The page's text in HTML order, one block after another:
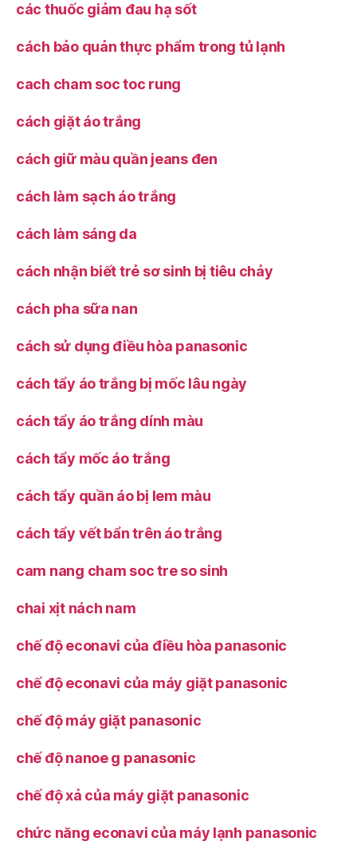
các thuốc giảm đau hạ sốt
cách bảo quản thực phẩm trong tủ lạnh
cach cham soc toc rung
cách giặt áo trắng
cách giữ màu quần jeans đen
cách làm sạch áo trắng
cách làm sáng da
cách nhận biết trẻ sơ sinh bị tiêu chảy
cách pha sữa nan
cách sử dụng điều hòa panasonic
cách tẩy áo trắng bị mốc lâu ngày
cách tẩy áo trắng dính màu
cách tẩy mốc áo trắng
cách tẩy quần áo bị lem màu
cách tẩy vết bẩn trên áo trắng
cam nang cham soc tre so sinh
chai xịt nách nam
chế độ econavi của điều hòa panasonic
chế độ econavi của máy giặt panasonic
chế độ máy giặt panasonic
chế độ nanoe g panasonic
chế độ xả của máy giặt panasonic
chức năng econavi của máy lạnh panasonic